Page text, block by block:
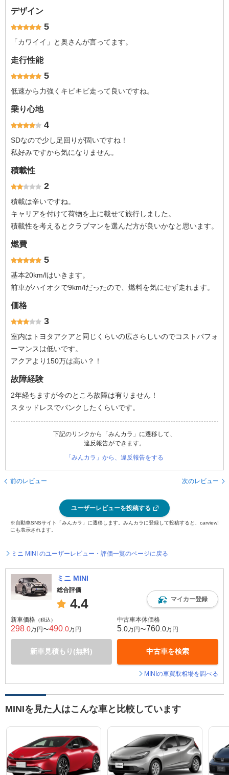
デザイン
5
「カワイイ」と奥さんが言ってます。
走行性能
5
低速から力強くキビキビ走って良いですね。
乗り心地
4
SDなので少し足回りが固いですね！
私好みですから気になりません。
積載性
2
積載は辛いですね。
キャリアを付けて荷物を上に載せて旅行しました。
積載性を考えるとクラブマンを選んだ方が良いかなと思います。
燃費
5
基本20km/lはいきます。
前車がハイオクで9km/lだったので、燃料を気にせず走れます。
価格
3
室内はトヨタアクアと同じくらいの広さらしいのでコストパフォ
ーマンスは低いです。
アクアより150万は高い？！
故障経験
2年経ちますが今のところ故障は有りません！
スタッドレスでパンクしたくらいです。
下記のリンクから「みんカラ」に遷移して、
違反報告ができます。
「みんカラ」から、違反報告をする
前のレビュー 次のレビュー
ユーザーレビューを投稿する
※自動車SNSサイト「みんカラ」に遷移します。みんカラに登録して投稿すると、carview!
にも表示されます。
ミニ MINI のユーザーレビュー・評価一覧のページに戻る
ミニ MINI
総合評価
4.4 マイカー登録
新車価格 （税込）
298 .0万円〜490 .0万円
新車見積もり(無料)
中古車本体価格
5 .0万円〜760 .0万円
中古車を検索
MINIの車買取相場を調べる
MINIを見た人はこんな車と比較しています